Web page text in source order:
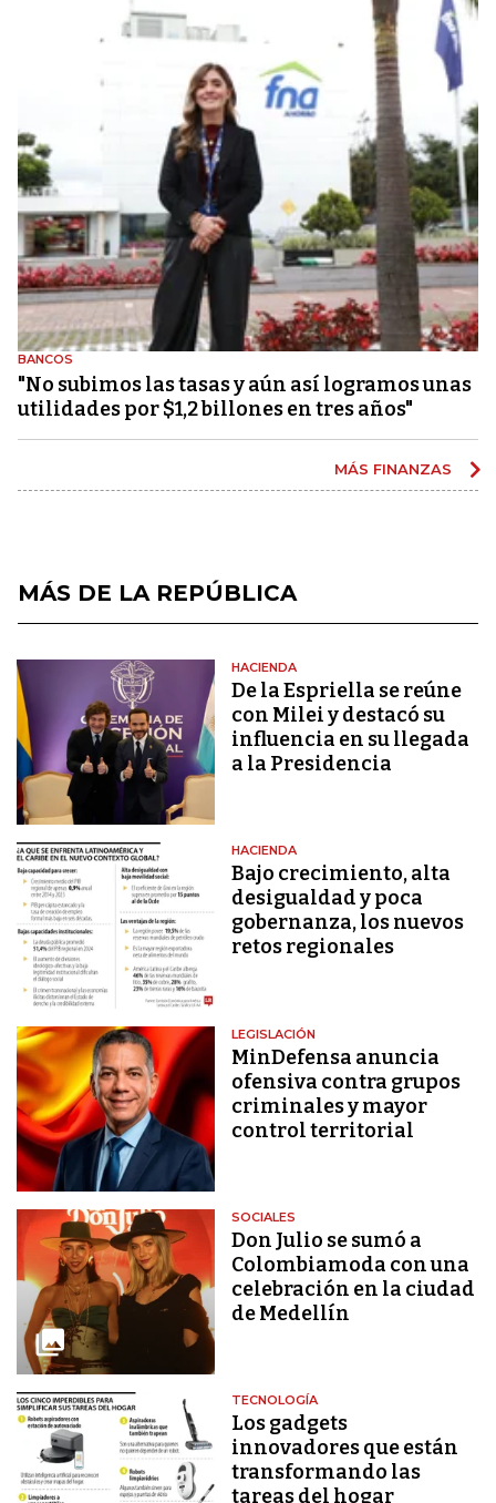
BANCOS
"No subimos las tasas y aún así logramos unas
utilidades por $1,2 billones en tres años"
MÁS FINANZAS
MÁS DE LA REPÚBLICA
HACIENDA
De la Espriella se reúne
con Milei y destacó su
influencia en su llegada
a la Presidencia
HACIENDA
Bajo crecimiento, alta
desigualdad y poca
gobernanza, los nuevos
retos regionales
LEGISLACIÓN
MinDefensa anuncia
ofensiva contra grupos
criminales y mayor
control territorial
SOCIALES
Don Julio se sumó a
Colombiamoda con una
celebración en la ciudad
de Medellín
TECNOLOGÍA
Los gadgets
innovadores que están
transformando las
tareas del hogar